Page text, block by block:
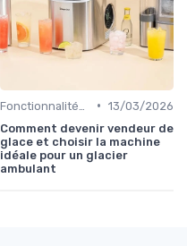
• 13/03/2026
Comment devenir vendeur de
glace et choisir la machine
idéale pour un glacier
ambulant